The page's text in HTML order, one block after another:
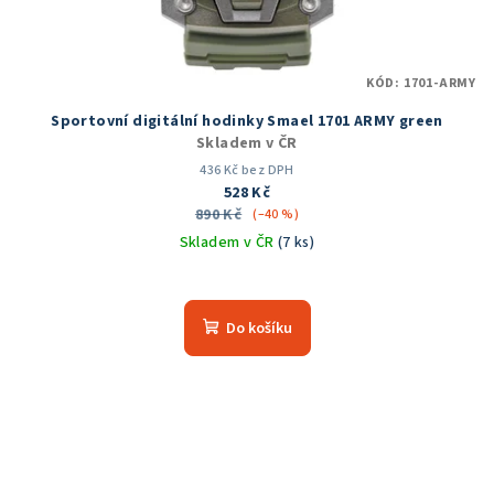
Sportovní digitální hodinky Smael 1701 ARMY green
Skladem v ČR
436 Kč bez DPH
528 Kč
890 Kč (–40 %)
Skladem v ČR (7 ks)
hodnocení
produktu
Do košíku
KÓD: 1701-ARMY